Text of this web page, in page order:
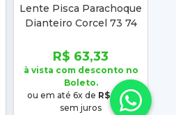
Lente Pisca Parachoque
Dianteiro Corcel 73 74
R$ 63,33
à vista com desconto no
Boleto.
ou em até 6x de R$ 10,56
sem juros